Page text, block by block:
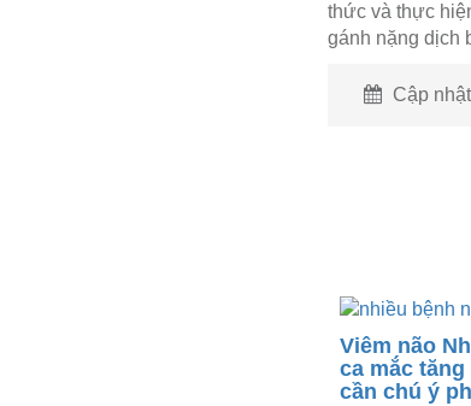
thức và thực
gánh nặng dịch
Cập
Viêm não
ca mắc
cần chú ý